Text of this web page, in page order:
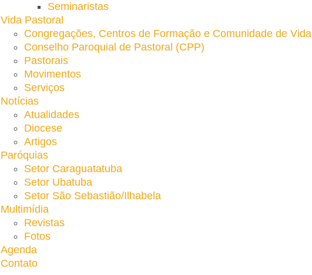
Seminaristas
Vida Pastoral
Congregações, Centros de Formação e Comunidade de Vida
Conselho Paroquial de Pastoral (CPP)​
Pastorais
Movimentos
Serviços
Notícias
Atualidades
Diocese
Artigos
Paróquias
Setor Caraguatatuba
Setor Ubatuba
Setor São Sebastião/Ilhabela
Multimídia
Revistas
Fotos
Agenda
Contato